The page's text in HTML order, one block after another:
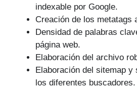
indexable por Google.
Creación de los metatags
Densidad de palabras
página web.
Elaboración del archivo
Elaboración del sitemap
los diferentes buscadores.